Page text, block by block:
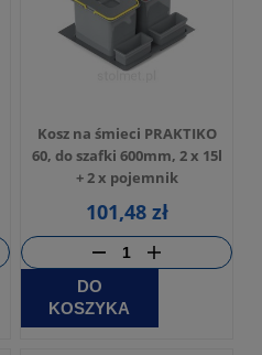
Kosz na śmieci PRAKTIKO
60, do szafki 600mm, 2 x 15l
+ 2 x pojemnik
101,48 zł
DO
KOSZYKA